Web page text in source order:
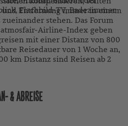
Flachbild-TV, Badezimmer
und Entfernung immer in einem
stehen. Das Forum
Airline-Index geben
mit einer Distanz von 800
Reisedauer von 1 Woche an,
km Distanz sind Reisen ab 2
& ABREISE